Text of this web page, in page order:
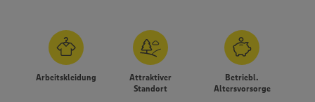
Arbeitskleidung
Attraktiver
Standort
Betriebl.
Altersvorsorge